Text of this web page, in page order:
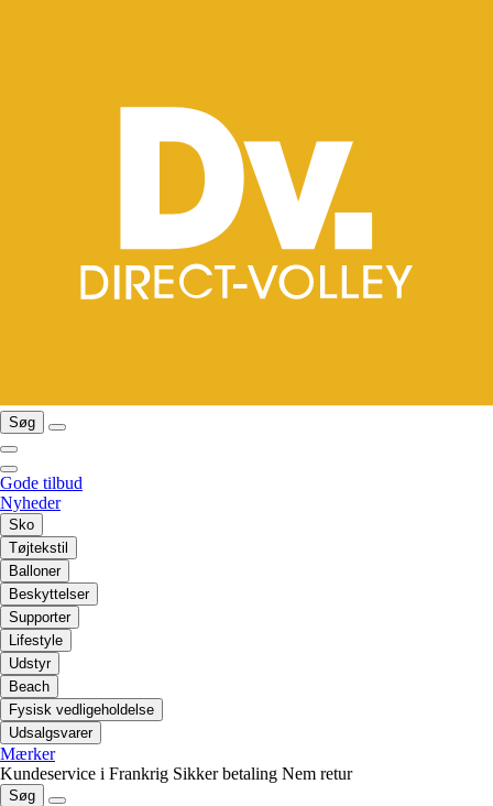
Søg
Gode tilbud
Nyheder
Sko
Tøjtekstil
Balloner
Beskyttelser
Supporter
Lifestyle
Udstyr
Beach
Fysisk vedligeholdelse
Udsalgsvarer
Mærker
Kundeservice i Frankrig Sikker betaling Nem retur
Søg